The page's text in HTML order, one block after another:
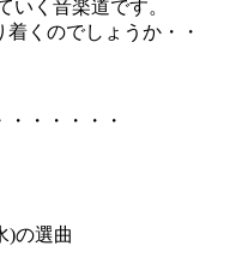
いく音楽道です。
くのでしょうか・・
・・・・・・
)の選曲